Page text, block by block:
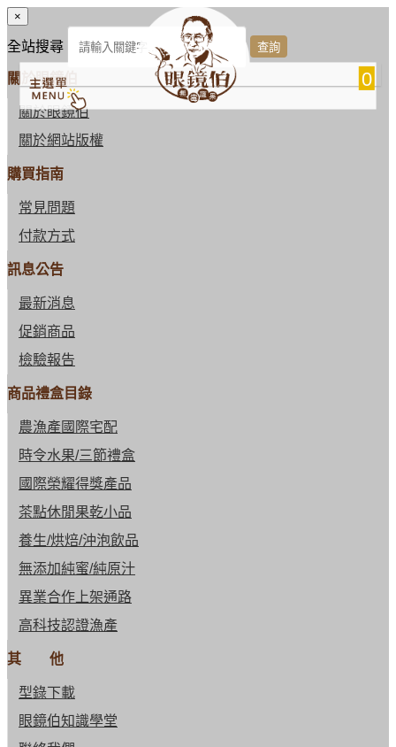
0
×
全站搜尋
關於眼鏡伯
關於眼鏡伯
關於網站版權
購買指南
常見問題
付款方式
訊息公告
最新消息
促銷商品
檢驗報告
商品禮盒目錄
農漁產國際宅配
時令水果/三節禮盒
國際榮耀得獎產品
茶點休閒果乾小品
養生/烘焙/沖泡飲品
無添加純蜜/純原汁
異業合作上架通路
高科技認證漁產
其 他
型錄下載
眼鏡伯知識學堂